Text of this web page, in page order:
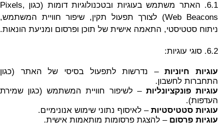
6.1. האתר משתמש בעוגיות ובטכנולוגיות דומות (כגון Pixels,
Web Beacons) לצורך תפעול תקין, שיפור חוויית המשתמש,
ניתוח סטטיסטי, התאמה אישית של תוכן ופרסום ומניעת הונאות.
6.2. סוגי עוגיות:
עוגיות חיוניות– נדרשות לתפעול בסיסי של האתר (כגון
התחברות לחשבון.
עוגיות פונקציונליות – לשיפור חוויית המשתמש (כגון שמירת
העדפות).
עוגיות סטטיסטיות – לאיסוף נתוני שימוש אנונימיים.
עוגיות פרסום – להצגת פרסומות מותאמות אישית.